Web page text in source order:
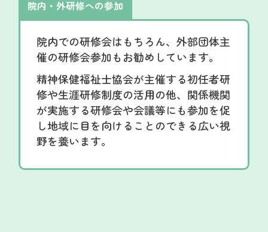
院内・外研修への参加
院内での研修会はもちろん、外部団体主
催の研修会参加もお勧めしています。
精神保健福祉士協会が主催する初任者研
修や生涯研修制度の活用の他、関係機関
が実施する研修会や会議等にも参加を促
し地域に目を向けることのできる広い視
野を養います。